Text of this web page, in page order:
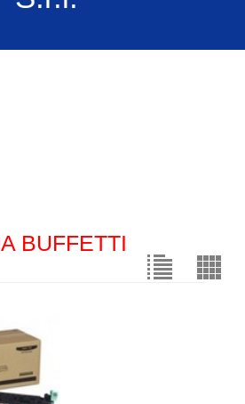
BUFFETTI